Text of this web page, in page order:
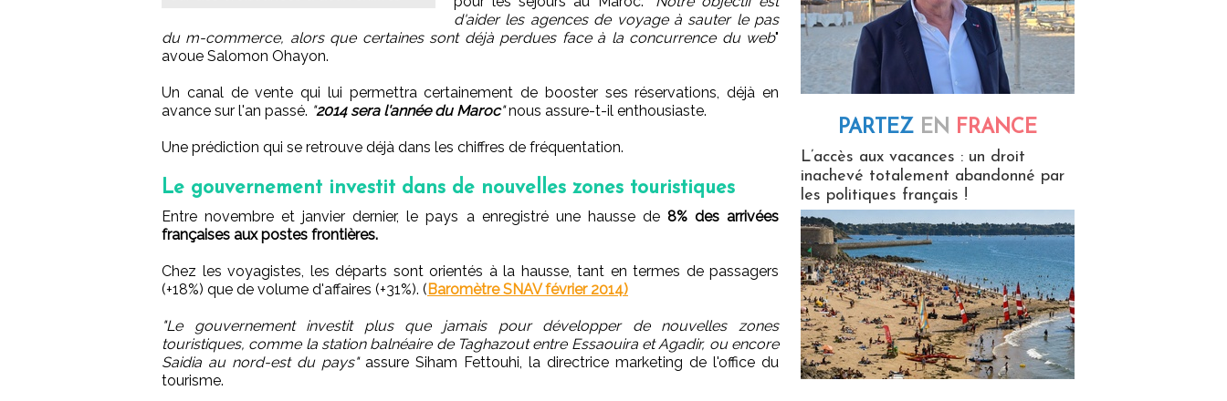
d'aider les agences de voyage à sauter le pas
du m-commerce, alors que certaines sont déjà perdues face à la concurrence du web"
avoue Salomon Ohayon.
Un canal de vente qui lui permettra certainement de booster ses réservations, déjà en
avance sur l'an passé. "2014 sera l'année du Maroc"nous assure-t-il enthousiaste.
Une prédiction qui se retrouve déjà dans les chiffres de fréquentation.
Le gouvernement investit dans de nouvelles zones touristiques
Entre novembre et janvier dernier, le pays a enregistré une hausse de 8% des arrivées
françaises aux postes frontières.
Chez les voyagistes, les départs sont orientés à la hausse, tant en termes de passagers
(+18%) que de volume d'affaires (+31%). (Baromètre SNAV février 2014)
"Le gouvernement investit plus que jamais pour développer de nouvelles zones
touristiques, comme la station balnéaire de Taghazout entre Essaouira et Agadir, ou encore
Saidia au nord-est du pays"assure Siham Fettouhi, la directrice marketing de l'office du
tourisme.
PARTEZ EN FRANCE
L’accès aux vacances : un droit
inachevé totalement abandonné par
les politiques français !